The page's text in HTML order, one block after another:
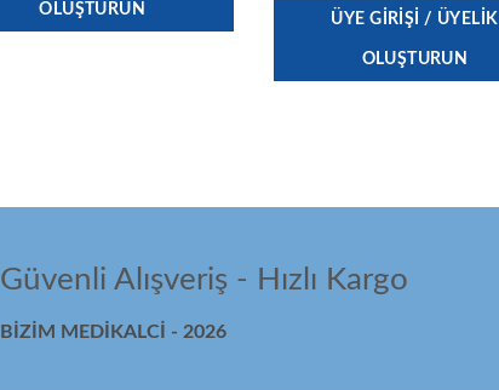
OLUŞTURUN
ÜYE GIRIŞI / ÜYELIK
OLUŞTURUN
Güvenli Alışveriş - Hızlı Kargo
BİZİM MEDİKALCİ - 2026